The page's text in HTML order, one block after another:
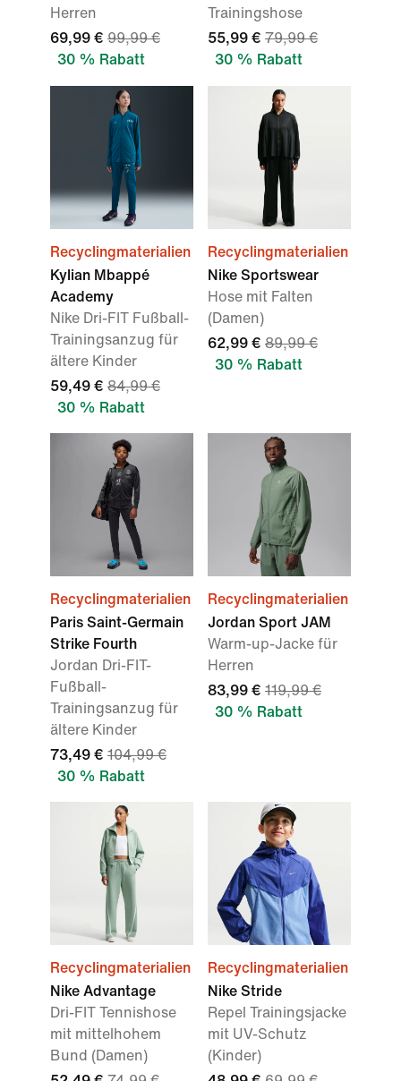
Herren
69,99 € 99,99 €
30 % Rabatt
Trainingshose
55,99 € 79,99 €
30 % Rabatt
Recyclingmaterialien
Kylian Mbappé
Academy
Nike Dri-FIT Fußball-
Trainingsanzug für
ältere Kinder
59,49 € 84,99 €
30 % Rabatt
Recyclingmaterialien
Nike Sportswear
Hose mit Falten
(Damen)
62,99 € 89,99 €
30 % Rabatt
Recyclingmaterialien
Paris Saint-Germain
Strike Fourth
Jordan Dri-FIT-
Fußball-
Trainingsanzug für
ältere Kinder
73,49 € 104,99 €
30 % Rabatt
Recyclingmaterialien
Jordan Sport JAM
Warm-up-Jacke für
Herren
83,99 € 119,99 €
30 % Rabatt
Recyclingmaterialien
Nike Advantage
Dri-FIT Tennishose
mit mittelhohem
Bund (Damen)
Recyclingmaterialien
Nike Stride
Repel Trainingsjacke
mit UV-Schutz
(Kinder)